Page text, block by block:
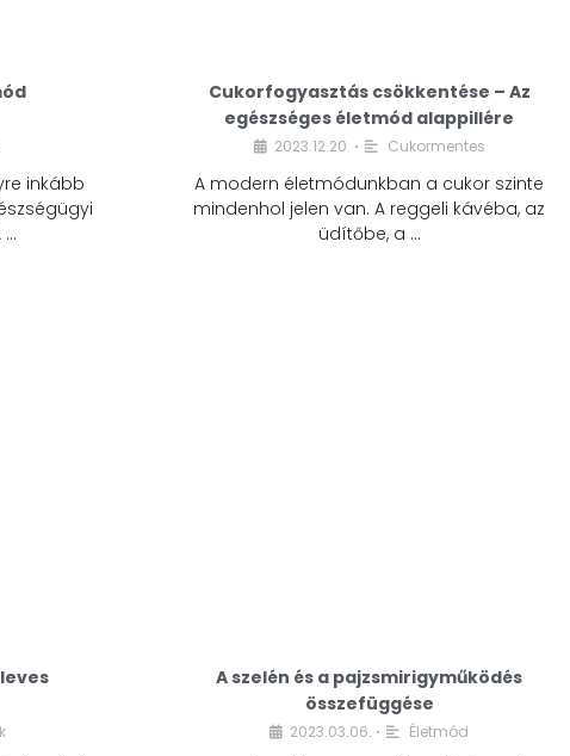
inkább
…
Cukorfogyasztás csökkentése – Az
egészséges életmód alappillére
2023.12.20. • Cukormentes
A modern életmódunkban a cukor szinte
mindenhol jelen van. A reggeli kávéba, az
üdítőbe, a …
A szelén és a pajzsmirigyműködés
összefüggése
2023.03.06. • Életmód
Cukorfogyasztás
egészséges életmód
alappillére